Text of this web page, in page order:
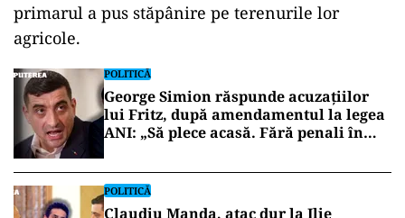
primarul a pus stăpânire pe terenurile lor
agricole.
POLITICĂ
George Simion răspunde acuzațiilor
lui Fritz, după amendamentul la legea
ANI: „Să plece acasă. Fără penali în
POLITICĂ
Claudiu Manda, atac dur la Ilie